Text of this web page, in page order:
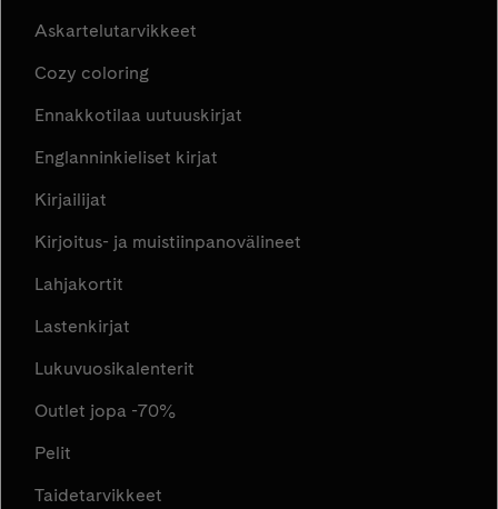
Askartelutarvikkeet
Cozy coloring
Ennakkotilaa uutuuskirjat
Englanninkieliset kirjat
Kirjailijat
Kirjoitus- ja muistiinpanovälineet
Lahjakortit
Lastenkirjat
Lukuvuosikalenterit
Outlet jopa -70%
Pelit
Taidetarvikkeet